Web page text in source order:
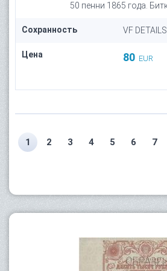
50 пенни 1865 года.
Сохранность VF DETAILS
Цена 80 EUR
1 2 3 4 5 6 7